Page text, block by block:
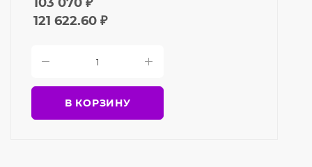
121 622.60 ₽
В КОРЗИНУ